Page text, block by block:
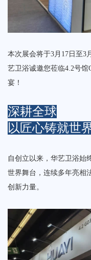
本次展会将于‌3月17日至3
艺卫浴诚邀您莅临‌4.2号
宴！
深耕全球
以匠心铸就世
自创立以来，华艺卫浴始
世界舞台，连续多年亮相
创新力量。